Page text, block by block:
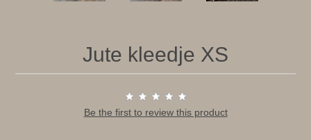
Jute kleedje XS
Be the first to review this product